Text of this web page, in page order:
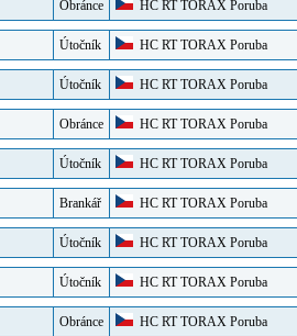
Obránce HC RT TORAX Poruba
Útočník HC RT TORAX Poruba
Útočník HC RT TORAX Poruba
Obránce HC RT TORAX Poruba
Útočník HC RT TORAX Poruba
Brankář HC RT TORAX Poruba
Útočník HC RT TORAX Poruba
Útočník HC RT TORAX Poruba
Obránce HC RT TORAX Poruba